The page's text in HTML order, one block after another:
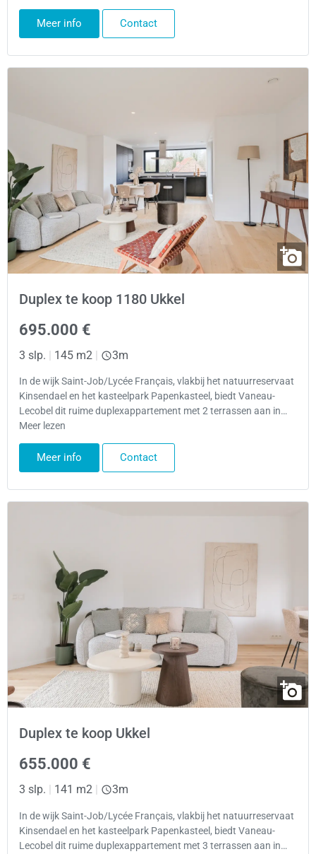
Meer info Contact
Duplex te koop 1180 Ukkel
695.000 €
3 slp. | 145 m2 | 3m
In de wijk Saint-Job/Lycée Français, vlakbij het natuurreservaat
Kinsendael en het kasteelpark Papenkasteel, biedt Vaneau-
Lecobel dit ruime duplexappartement met 2 terrassen aan in…
Meer lezen
Meer info Contact
Duplex te koop Ukkel
655.000 €
3 slp. 141 m2 3m
In de wijk Saint-Job/Lycée Français, vlakbij het natuurreservaat
Kinsendael en het kasteelpark Papenkasteel, biedt Vaneau-
Lecobel dit ruime duplexappartement met 3 terrassen aan in…